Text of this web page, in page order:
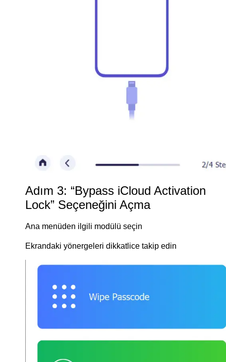
Adım 3: “Bypass iCloud Activation
Lock” Seçeneğini Açma
Ana menüden ilgili modülü seçin
Ekrandaki yönergeleri dikkatlice takip edin